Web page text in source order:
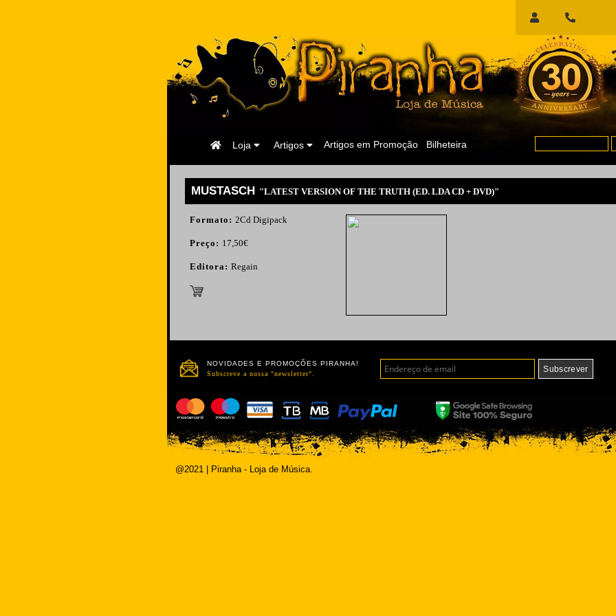
Início
Sessão
Bilheteira
Artigos em Promoção
Artigos
Loja
Página
MUSTASCH "LATEST VERSION OF THE TRUTH (ED. LDA CD + DVD)"
Formato: 2Cd Digipack
Preço: 17,50€
Editora: Regain
NOVIDADES E PROMOÇÕES PIRANHA!
Subscreve a nossa "newsletter".
@2021 | Piranha - Loja de Música.